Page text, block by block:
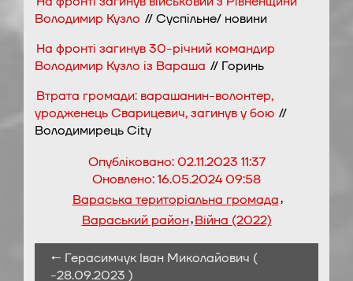
Володимир Кузло // Суспільне/ новини
На фронті загинув 30-річний командир
Володимир Кузло із Вараша // Горинь
Втрата громади: варашанин-волонтер,
уродженець Сварицевич, загинув у бою //
Володимирець City
Опубліковано:02.11.2023 11:37
Оновлено:16.05.2024 09:58
Вараська територіальна громада,
Вараський район,Війна (2022)
← Герасимчук Іван Миколайович (
-28.09.2023 )